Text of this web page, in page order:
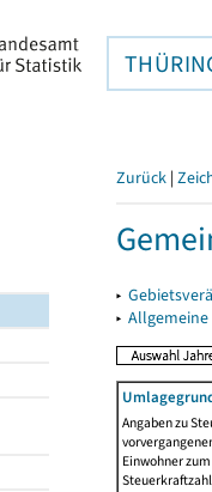
Zurück |
▸
▸
Angaben zu
Einwohner